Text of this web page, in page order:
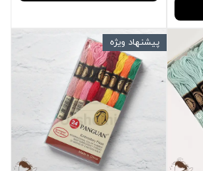
پیشنهاد ویژه